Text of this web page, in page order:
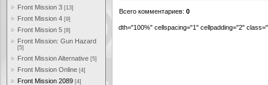
Front Mission 3 [13]
Front Mission 4 [9]
Front Mission 5 [8]
Front Mission: Gun Hazard
[5]
Front Mission Alternative [5]
Front Mission Online [4]
Front Mission 2089 [4]
Всего комментариев: 0
dth="100%" cellspacing="1" cellpadding="2"